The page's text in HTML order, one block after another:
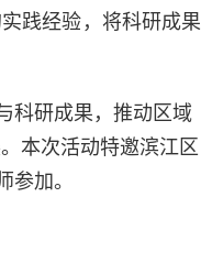
践经验，将科研成果
科研成果，推动区域
本次活动特邀滨江区
加。